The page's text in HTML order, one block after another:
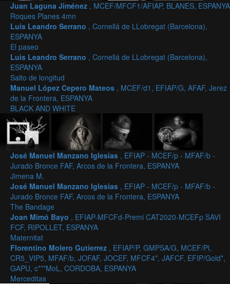
Juan Laguna Jiménez , MCEF/MFCF1/AFIAP, BLANES, ESPANYA
Roques Planes 4mn
Luis Leandro Serrano , Cornellá de LLobregat (Barcelona),
ESPANYA
El paseo
Luis Leandro Serrano , Cornellá de LLobregat (Barcelona),
ESPANYA
Salto de longitud
Manuel López Cepero Mateos , MCEF/d1, EFIAP/G, AFAF, Jerez
de la Frontera, ESPANYA
BLACK AND WHITE
José Manuel Manzano Iglesias , EFIAP - MCEF/p - MFAF/b -
Jurado Bronce FAF, Arcos de la Frontera, ESPANYA
Jimena M.
José Manuel Manzano Iglesias , EFIAP - MCEF/p - MFAF/b -
Jurado Bronce FAF, Arcos de la Frontera, ESPANYA
The Bandage
Joan Mimó Bayo , EFIAP-MFCFd-Premi CAT2020-MCEFp SAVI
FCF, RIPOLLET, ESPANYA
Maternitat
Florentino Molero Gutierrez , EFIAP/P, GMPSA/G, MCEF/Pl,
CR5_VIP5, MFAF/b, JOFAF, JOCEF, MFCF4*, JAFCF, EFIP/Gold*,
GAPU, c***MoL, CORDOBA, ESPANYA
Merceditas